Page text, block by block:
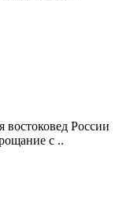
России
с ..